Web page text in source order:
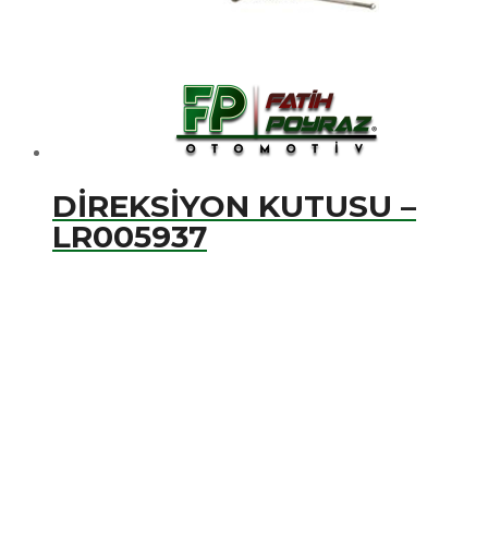
DİREKSİYON KUTUSU –
LR005937